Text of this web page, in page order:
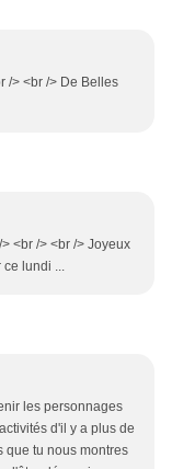
/> <br /> De Belles
<br /> <br /> Joyeux
ce lundi ...
les personnages
d'il y a plus de
que tu nous montres